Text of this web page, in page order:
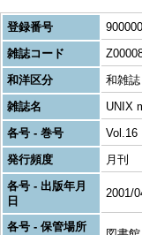
登録番号
雑誌コード
和洋区分
和雑誌
雑誌名
UNIX
各号 - 巻号
Vol.16
発行頻度
月刊
各号 - 出版年月
日
2001/
各号 - 保管場所